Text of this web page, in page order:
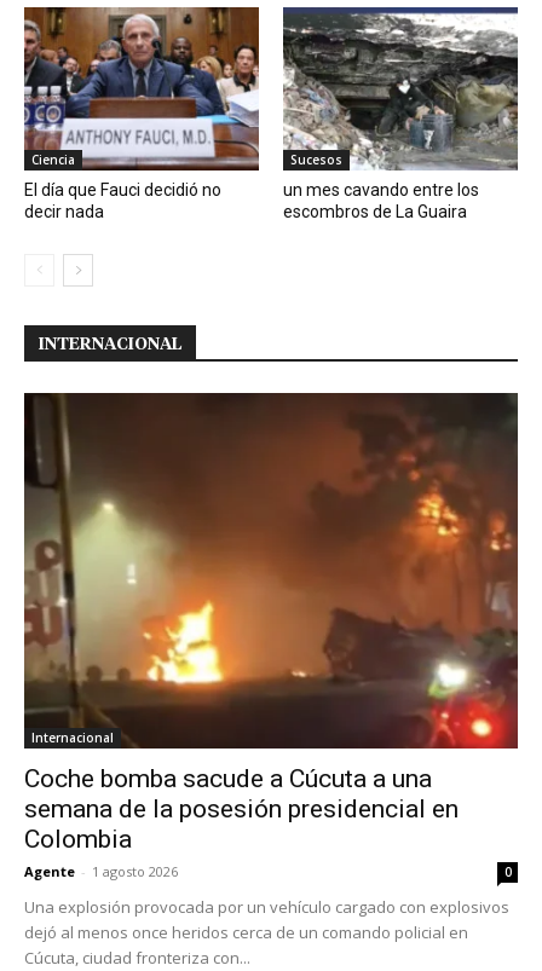
Ciencia
El día que Fauci decidió no
decir nada
Sucesos
un mes cavando entre los
escombros de La Guaira
INTERNACIONAL
Internacional
Coche bomba sacude a Cúcuta a una
semana de la posesión presidencial en
Colombia
Agente - 1 agosto 2026 0
Una explosión provocada por un vehículo cargado con explosivos
dejó al menos once heridos cerca de un comando policial en
Cúcuta, ciudad fronteriza con...